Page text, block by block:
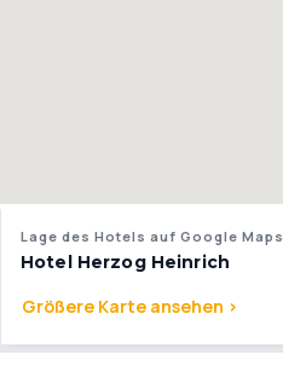
Lage des Hotels auf Google Maps
Hotel Herzog Heinrich
Größere Karte ansehen >